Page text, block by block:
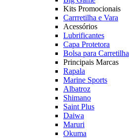
Kits Promocionais
Carrretilha e Vara
Acessórios
Lubrificantes
Capa Protetora
Bolsa para Carretilha
Principais Marcas
Rapala
Marine Sports
Albatroz
Shimano
Saint Plus
Daiwa
Maruri
Okuma